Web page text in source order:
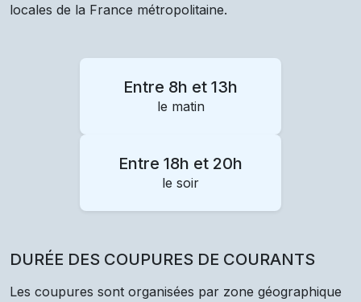
locales de la France métropolitaine.
Entre 8h et 13h
le matin
Entre 18h et 20h
le soir
DURÉE DES COUPURES DE COURANTS
Les coupures sont organisées par zone géographique